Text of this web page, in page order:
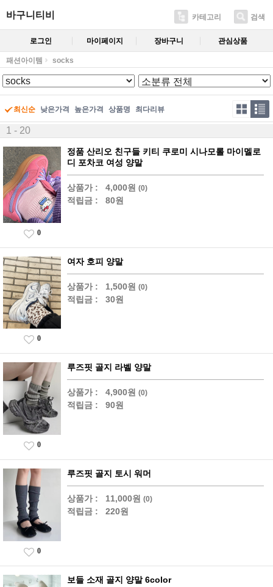
바구니티비 카테고리 검색
로그인 마이페이지 장바구니 관심상품
패션아이템 socks
최신순 낮은가격 높은가격 상품명 최다리뷰
1 - 20
정품 산리오 친구들 키티 쿠로미 시나모롤 마이멜로
디 포차코 여성 양말
상품가 : 4,000원 (0)
적립금 : 80원
0
여자 호피 양말
상품가 : 1,500원 (0)
적립금 : 30원
0
루즈핏 골지 라벨 양말
상품가 : 4,900원 (0)
적립금 : 90원
0
루즈핏 골지 토시 워머
상품가 : 11,000원 (0)
적립금 : 220원
0
보들 소재 골지 양말 6color